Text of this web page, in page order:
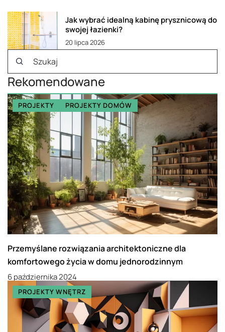
Jak wybrać idealną kabinę prysznicową do
swojej łazienki?
20 lipca 2026
Rekomendowane
PROJEKTY PROJEKTY DOMÓW
Przemyślane rozwiązania architektoniczne dla
komfortowego życia w domu jednorodzinnym
6 października 2024
PROJEKTY WNĘTRZ